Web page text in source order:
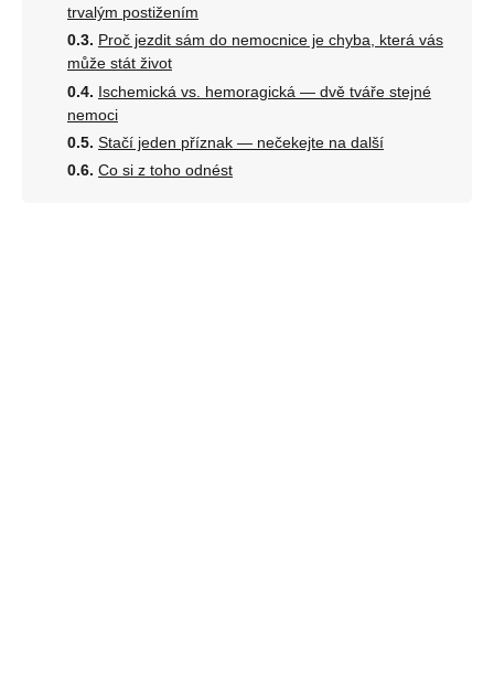
trvalým postižením
Proč jezdit sám do nemocnice je chyba, která vás
může stát život
Ischemická vs. hemoragická — dvě tváře stejné
nemoci
Stačí jeden příznak — nečekejte na další
Co si z toho odnést